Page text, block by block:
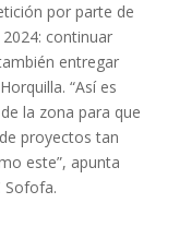
por parte de
continuar
entregar
“Así es
la zona para que
proyectos tan
este”, apunta
Sofofa.